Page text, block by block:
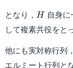
となり， H
H 自身
して複素共役をと
他にも実対称行列
エルミート行列と